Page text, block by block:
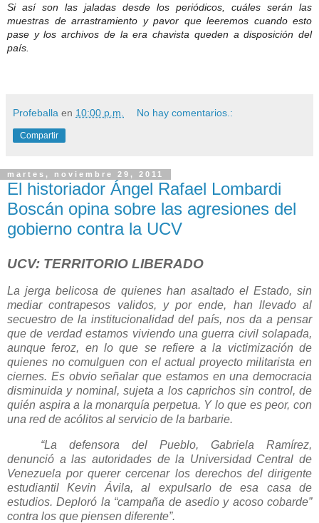
Si así son las jaladas desde los periódicos, cuáles serán las
muestras de arrastramiento y pavor que leeremos cuando esto
pase y los archivos de la era chavista queden a disposición del
país.
Profeballa en 10:00 p.m. No hay comentarios.:
Compartir
martes, noviembre 29, 2011
El historiador Ángel Rafael Lombardi
Boscán opina sobre las agresiones del
gobierno contra la UCV
UCV: TERRITORIO LIBERADO
La jerga belicosa de quienes han asaltado el Estado, sin
mediar contrapesos validos, y por ende, han llevado al
secuestro de la institucionalidad del país, nos da a pensar
que de verdad estamos viviendo una guerra civil solapada,
aunque feroz, en lo que se refiere a la victimización de
quienes no comulguen con el actual proyecto militarista en
ciernes. Es obvio señalar que estamos en una democracia
disminuida y nominal, sujeta a los caprichos sin control, de
quién aspira a la monarquía perpetua. Y lo que es peor, con
una red de acólitos al servicio de la barbarie.
“La defensora del Pueblo, Gabriela Ramírez,
denunció a las autoridades de la Universidad Central de
Venezuela por querer cercenar los derechos del dirigente
estudiantil Kevin Ávila, al expulsarlo de esa casa de
estudios. Deploró la “campaña de asedio y acoso cobarde”
contra los que piensen diferente”.